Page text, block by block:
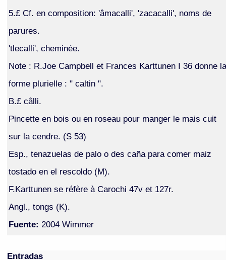
5.£ Cf. en composition: 'âmacalli', 'zacacalli', noms de
parures.
'tlecalli', cheminée.
Note : R.Joe Campbell et Frances Karttunen I 36 donne la
forme plurielle : " caltin ".
B.£ câlli.
Pincette en bois ou en roseau pour manger le mais cuit
sur la cendre. (S 53)
Esp., tenazuelas de palo o des caña para comer maiz
tostado en el rescoldo (M).
F.Karttunen se réfère à Carochi 47v et 127r.
Angl., tongs (K).
Fuente: 2004 Wimmer
Entradas